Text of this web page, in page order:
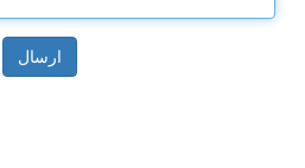
ارسال